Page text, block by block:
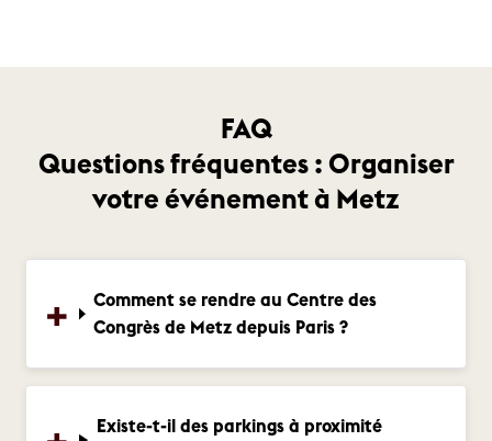
FAQ
Questions fréquentes : Organiser
votre événement à Metz
Comment se rendre au Centre des
Congrès de Metz depuis Paris ?
Existe-t-il des parkings à proximité